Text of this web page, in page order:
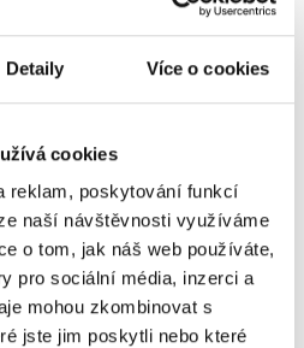
Detaily Více o cookies
cookies
reklam, poskytování funkcí
naší návštěvnosti využíváme
o tom, jak náš web používáte,
pro sociální média, inzerci a
mohou zkombinovat s
jste jim poskytli nebo které
FILTR
Pokud hledáte
z našich zlatých náušnic s
drahými kameny si jistě